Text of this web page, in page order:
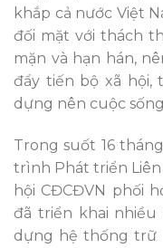
khắp cả nước Việt
đối mặt với thách
mặn và hạn hán,
đẩy tiến bộ xã hội,
dựng nên cuộc
Trong suốt 16
trình Phát triển Liên
hội CĐCĐVN phối
đã triển khai
dựng hệ thống trữ